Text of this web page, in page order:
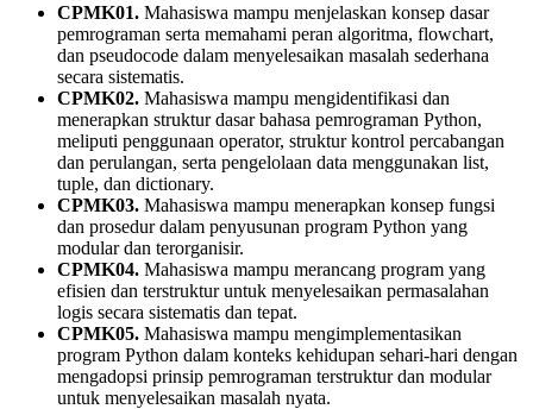
CPMK01. Mahasiswa mampu menjelaskan konsep dasar
pemrograman serta memahami peran algoritma, flowchart,
dan pseudocode dalam menyelesaikan masalah sederhana
secara sistematis.
CPMK02. Mahasiswa mampu mengidentifikasi dan
menerapkan struktur dasar bahasa pemrograman Python,
meliputi penggunaan operator, struktur kontrol percabangan
dan perulangan, serta pengelolaan data menggunakan list,
tuple, dan dictionary.
CPMK03. Mahasiswa mampu menerapkan konsep fungsi
dan prosedur dalam penyusunan program Python yang
modular dan terorganisir.
CPMK04. Mahasiswa mampu merancang program yang
efisien dan terstruktur untuk menyelesaikan permasalahan
logis secara sistematis dan tepat.
CPMK05. Mahasiswa mampu mengimplementasikan
program Python dalam konteks kehidupan sehari-hari dengan
mengadopsi prinsip pemrograman terstruktur dan modular
untuk menyelesaikan masalah nyata.